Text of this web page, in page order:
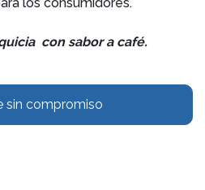
con sabor a café.
sin compromiso